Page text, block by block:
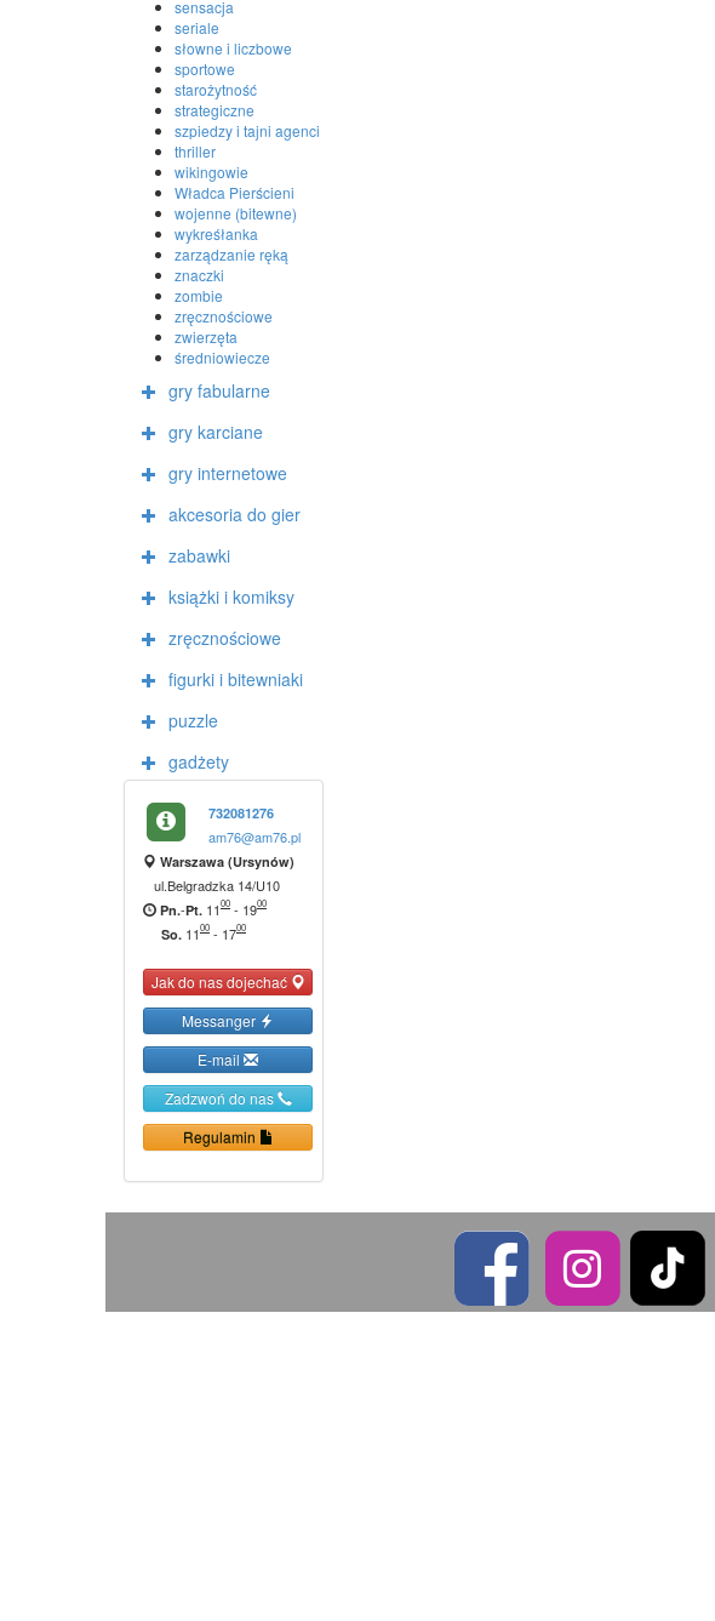
sensacja
seriale
słowne i liczbowe
sportowe
starożytność
strategiczne
szpiedzy i tajni agenci
thriller
wikingowie
Władca Pierścieni
wojenne (bitewne)
wykreśłanka
zarządzanie ręką
znaczki
zombie
zręcznościowe
zwierzęta
średniowiecze
gry fabularne
gry karciane
gry internetowe
akcesoria do gier
zabawki
książki i komiksy
zręcznościowe
figurki i bitewniaki
puzzle
gadżety
732081276
am76@am76.pl
Warszawa (Ursynów)
ul.Belgradzka 14/U10
Pn.-Pt. 1100 - 1900
So. 1100 - 1700
Jak do nas dojechać
Messanger
E-mail
Zadzwoń do nas
Regulamin